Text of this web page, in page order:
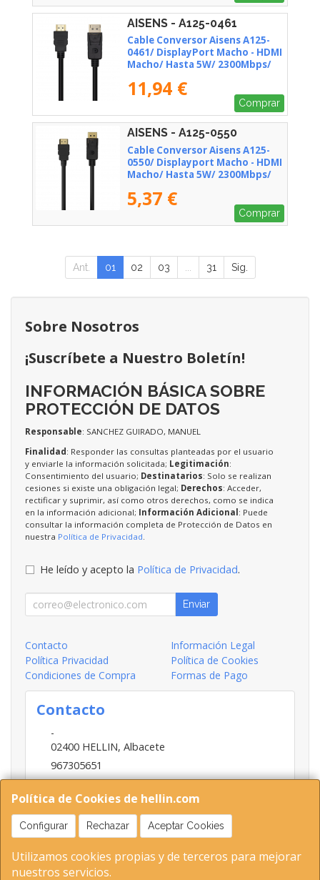
AISENS - A125-0461
Cable Conversor Aisens A125-
0461/ DisplayPort Macho - HDMI
Macho/ Hasta 5W/ 2300Mbps/
11,94 €
Comprar
AISENS - A125-0550
Cable Conversor Aisens A125-
0550/ Displayport Macho - HDMI
Macho/ Hasta 5W/ 2300Mbps/
5,37 €
Comprar
Ant. 01 02 03 31 Sig.
Política de Cookies de hellin.com
Configurar Rechazar Aceptar Cookies
Utilizamos cookies propias y de terceros para mejorar
nuestros servicios.
Sobre Nosotros
¡Suscríbete a Nuestro Boletín!
INFORMACIÓN BÁSICA SOBRE
PROTECCIÓN DE DATOS
Responsable: SANCHEZ GUIRADO, MANUEL
Finalidad : Responder las consultas planteadas por el usuario
y enviarle la información solicitada; Legitimación:
Consentimiento del usuario; Destinatarios: Solo se realizan
cesiones si existe una obligación legal; Derechos: Acceder,
rectificar y suprimir, así como otros derechos, como se indica
en la información adicional; Información Adicional : Puede
consultar la información completa de Protección de Datos en
nuestra Política de Privacidad
He leído y acepto la Política de Privacidad.
Enviar
Contacto
Información Legal
Política Privacidad
Política de Cookies
Condiciones de Compra
Formas de Pago
Contacto
-
02400 HELLIN, Albacete
967305651
INFO@HELLIN.COM
Horario
09:00-13:30; 16:30-20:30